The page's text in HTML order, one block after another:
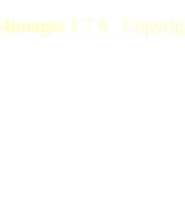
4images 1.7.6